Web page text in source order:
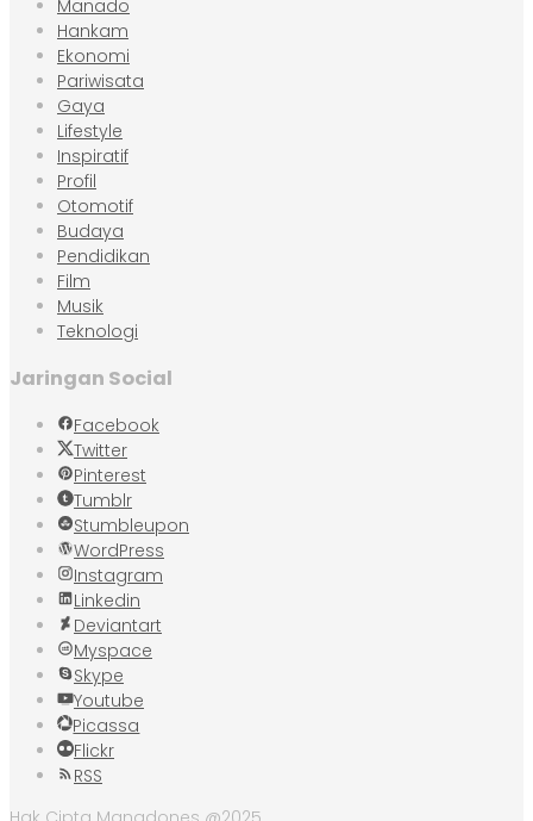
Manado
Hankam
Ekonomi
Pariwisata
Gaya
Lifestyle
Inspiratif
Profil
Otomotif
Budaya
Pendidikan
Film
Musik
Teknologi
Jaringan Social
Facebook
Twitter
Pinterest
Tumblr
Stumbleupon
WordPress
Instagram
Linkedin
Deviantart
Myspace
Skype
Youtube
Picassa
Flickr
RSS